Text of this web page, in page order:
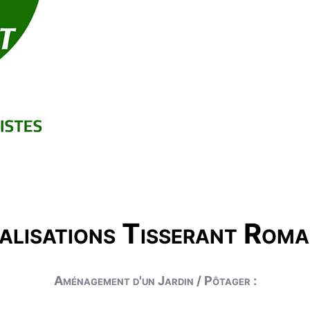
Tisserant
Aménagement d'un Jardin / Pôtager :